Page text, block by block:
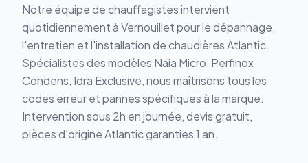
Notre équipe de chauffagistes intervient
quotidiennement àVernouilletpour le dépannage,
l'entretien et l'installation de chaudièresAtlantic.
Spécialistes des modèles Naia Micro, Perfinox
Condens, Idra Exclusive, nous maîtrisons tous les
codes erreur et pannes spécifiques à la marque.
Intervention sous 2h en journée, devis gratuit,
pièces d'origineAtlanticgaranties 1 an.